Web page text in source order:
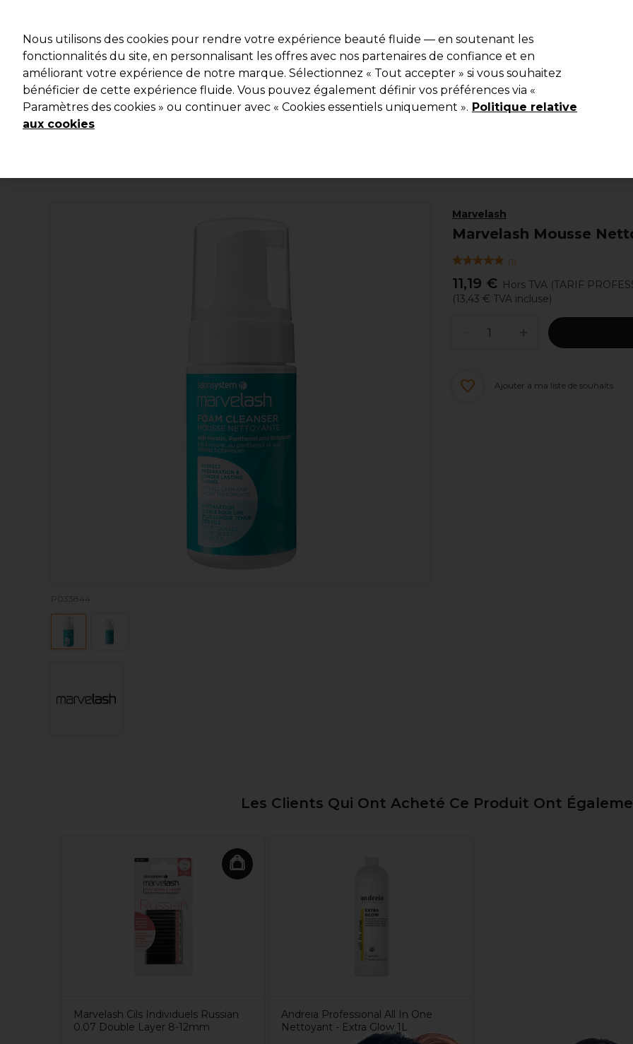
Rechercher
Marques
Bons plans Coiffure Electro et Matériel Equipement de salon Beauté Hommes
Livraison et délais
Marvelash
Marvelash Mousse
(1)
11,19 € Hors TVA (TARIF
(13,43 € TVA incluse)
P033844
Ajouter à ma liste de souhaits
Les Clients Qui Ont Acheté Ce Produit Ont
Marvelash Cils Individuels Russian
0.07 Double Layer 8-12mm
Andreia Professional All In One
Nettoyant - Extra Glow 1L
Nous utilisons des cookies pour rendre votre expérience beauté fluide — en soutenant les
fonctionnalités du site, en personnalisant les offres avec nos partenaires de confiance et en
améliorant votre expérience de notre marque. Sélectionnez « Tout accepter » si vous souhaitez
bénéficier de cette expérience fluide. Vous pouvez également définir vos préférences via «
Paramètres des cookies » ou continuer avec « Cookies essentiels uniquement ». Politique relative
aux cookies